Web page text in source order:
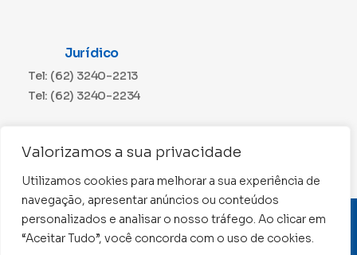
Valorizamos a sua privacidade
Utilizamos cookies para melhorar a sua experiência de
navegação, apresentar anúncios ou conteúdos
personalizados e analisar o nosso tráfego. Ao clicar em
“Aceitar Tudo”, você concorda com o uso de cookies.
Jurídico
Tel: (62) 3240-2213
Tel: (62) 3240-2234
Tel: (62) 3240-2230
CNPJ: 01.015.676/0001-11
Conselho Regional de Contabilidade de Goiás 2022 –